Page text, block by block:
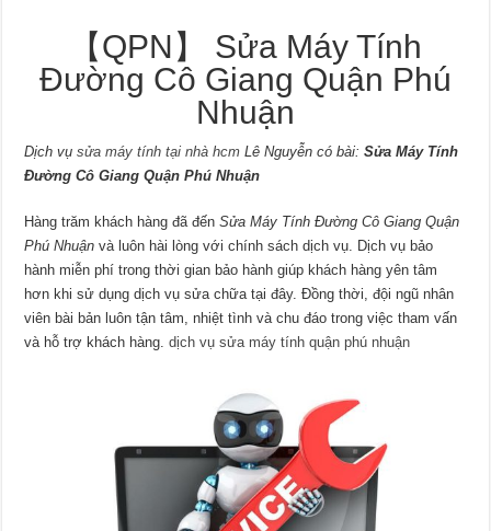
【QPN】 Sửa Máy Tính
Đường Cô Giang Quận Phú
Nhuận
Dịch vụ sửa máy tính tại nhà hcm Lê Nguyễn có bài:Sửa Máy Tính
Đường Cô Giang Quận Phú Nhuận
Hàng trăm khách hàng đã đếnSửa Máy Tính Đường Cô Giang Quận
Phú Nhuận và luôn hài lòng với chính sách dịch vụ. Dịch vụ bảo
hành miễn phí trong thời gian bảo hành giúp khách hàng yên tâm
hơn khi sử dụng dịch vụ sửa chữa tại đây. Đồng thời, đội ngũ nhân
viên bài bản luôn tận tâm, nhiệt tình và chu đáo trong việc tham vấn
và hỗ trợ khách hàng.dịch vụ sửa máy tính quận phú nhuận